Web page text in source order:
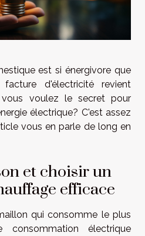
est si énergivore que
d'électricité revient
voulez le secret pour
électrique? C'est assez
vous en parle de long en
et choisir un
efficace
qui consomme le plus
électrique